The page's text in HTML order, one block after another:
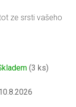
ze srsti vašeho
(3 ks)